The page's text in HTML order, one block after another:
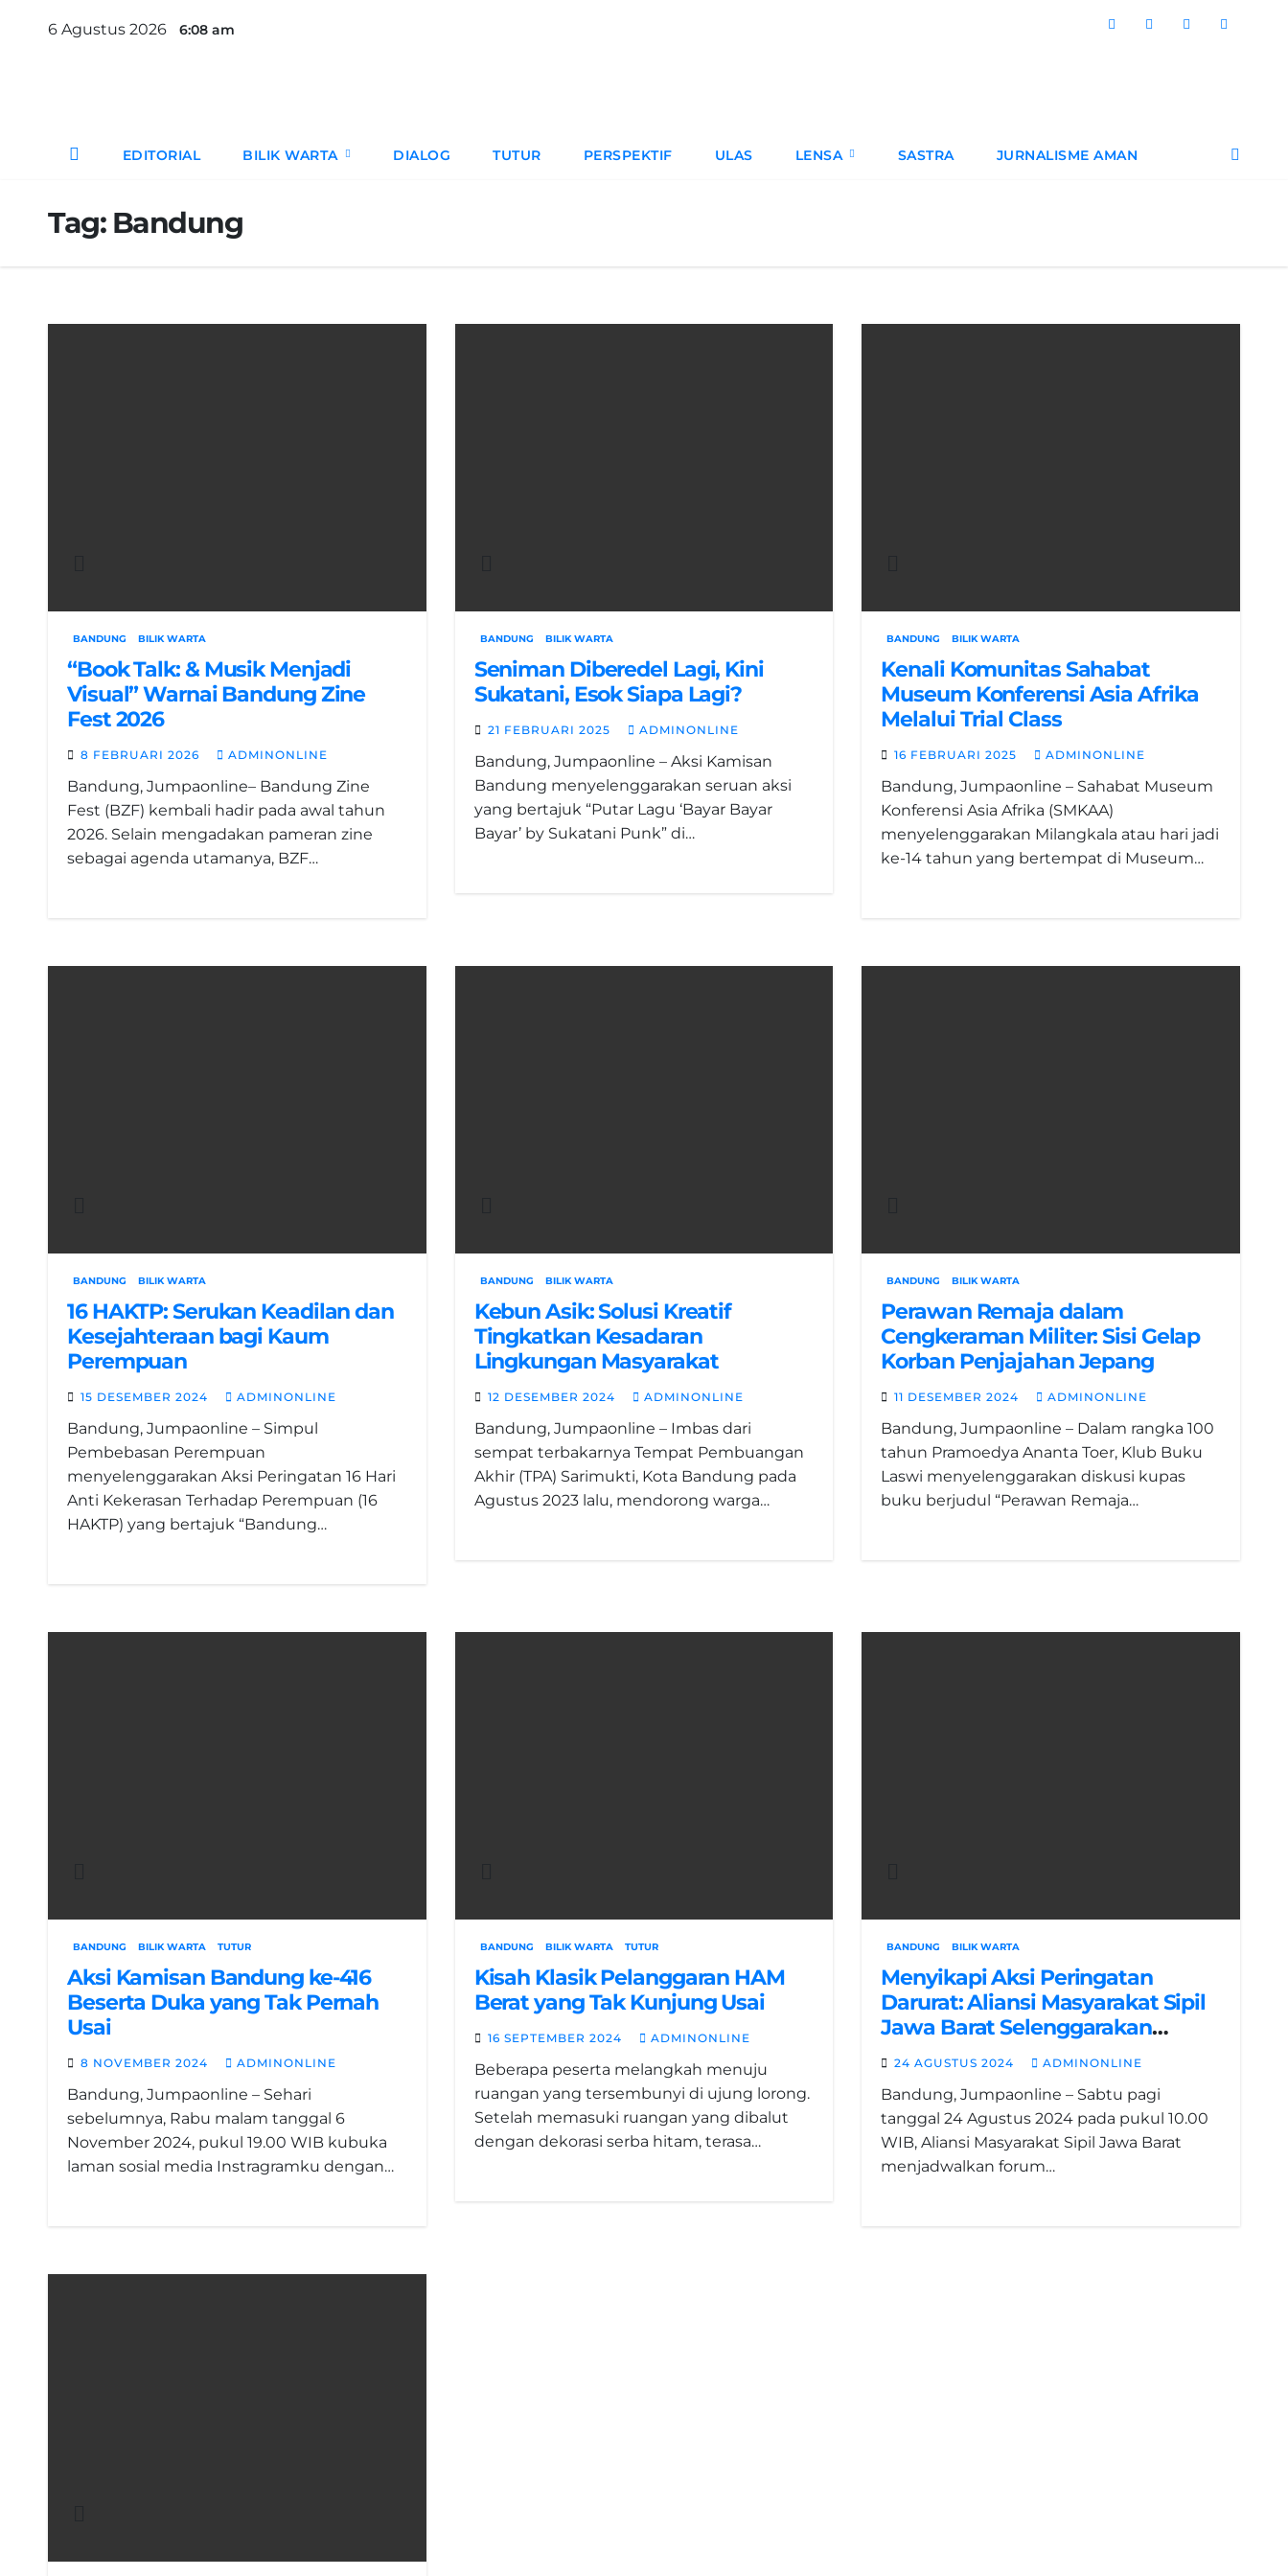
6 Agustus 2026 6:08 am
EDITORIAL BILIK WARTA DIALOG TUTUR PERSPEKTIF ULAS LENSA SASTRA JURNALISME AMAN
Tag: Bandung
BANDUNG BILIK WARTA
“Book Talk: & Musik Menjadi
Visual” Warnai Bandung Zine
Fest 2026
8 FEBRUARI 2026 ADMINONLINE
Bandung, Jumpaonline– Bandung Zine
Fest (BZF) kembali hadir pada awal tahun
2026. Selain mengadakan pameran zine
sebagai agenda utamanya, BZF…
BANDUNG BILIK WARTA
Seniman Diberedel Lagi, Kini
Sukatani, Esok Siapa Lagi?
21 FEBRUARI 2025 ADMINONLINE
Bandung, Jumpaonline – Aksi Kamisan
Bandung menyelenggarakan seruan aksi
yang bertajuk “Putar Lagu ‘Bayar Bayar
Bayar’ by Sukatani Punk” di…
BANDUNG BILIK WARTA
Kenali Komunitas Sahabat
Museum Konferensi Asia Afrika
Melalui Trial Class
16 FEBRUARI 2025 ADMINONLINE
Bandung, Jumpaonline – Sahabat Museum
Konferensi Asia Afrika (SMKAA)
menyelenggarakan Milangkala atau hari jadi
ke-14 tahun yang bertempat di Museum…
BANDUNG BILIK WARTA
16 HAKTP: Serukan Keadilan dan
Kesejahteraan bagi Kaum
Perempuan
15 DESEMBER 2024 ADMINONLINE
Bandung, Jumpaonline – Simpul
Pembebasan Perempuan
menyelenggarakan Aksi Peringatan 16 Hari
Anti Kekerasan Terhadap Perempuan (16
HAKTP) yang bertajuk “Bandung…
BANDUNG BILIK WARTA
Kebun Asik: Solusi Kreatif
Tingkatkan Kesadaran
Lingkungan Masyarakat
12 DESEMBER 2024 ADMINONLINE
Bandung, Jumpaonline – Imbas dari
sempat terbakarnya Tempat Pembuangan
Akhir (TPA) Sarimukti, Kota Bandung pada
Agustus 2023 lalu, mendorong warga…
BANDUNG BILIK WARTA
Perawan Remaja dalam
Cengkeraman Militer: Sisi Gelap
Korban Penjajahan Jepang
11 DESEMBER 2024 ADMINONLINE
Bandung, Jumpaonline – Dalam rangka 100
tahun Pramoedya Ananta Toer, Klub Buku
Laswi menyelenggarakan diskusi kupas
buku berjudul “Perawan Remaja…
BANDUNG BILIK WARTA TUTUR
Aksi Kamisan Bandung ke-416
Beserta Duka yang Tak Pernah
Usai
8 NOVEMBER 2024 ADMINONLINE
Bandung, Jumpaonline – Sehari
sebelumnya, Rabu malam tanggal 6
November 2024, pukul 19.00 WIB kubuka
laman sosial media Instragramku dengan…
BANDUNG BILIK WARTA TUTUR
Kisah Klasik Pelanggaran HAM
Berat yang Tak Kunjung Usai
16 SEPTEMBER 2024 ADMINONLINE
Beberapa peserta melangkah menuju
ruangan yang tersembunyi di ujung lorong.
Setelah memasuki ruangan yang dibalut
dengan dekorasi serba hitam, terasa…
BANDUNG BILIK WARTA
Menyikapi Aksi Peringatan
Darurat: Aliansi Masyarakat Sipil
Jawa Barat Selenggarakan
Konferensi Pers
24 AGUSTUS 2024 ADMINONLINE
Bandung, Jumpaonline – Sabtu pagi
tanggal 24 Agustus 2024 pada pukul 10.00
WIB, Aliansi Masyarakat Sipil Jawa Barat
menjadwalkan forum…